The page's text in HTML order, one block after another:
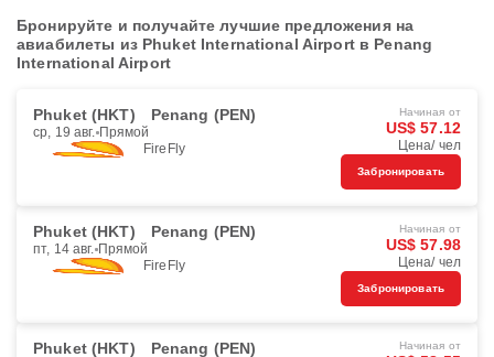
Бронируйте и получайте лучшие предложения на
авиабилеты из Phuket International Airport в Penang
International Airport
Phuket (HKT) Penang (PEN)
ср, 19 авг. Прямой
FireFly
Начиная от
US$ 57.12
Цена/ чел
Забронировать
Phuket (HKT) Penang (PEN)
пт, 14 авг. Прямой
FireFly
Начиная от
US$ 57.98
Цена/ чел
Забронировать
Phuket (HKT) Penang (PEN) Начиная от